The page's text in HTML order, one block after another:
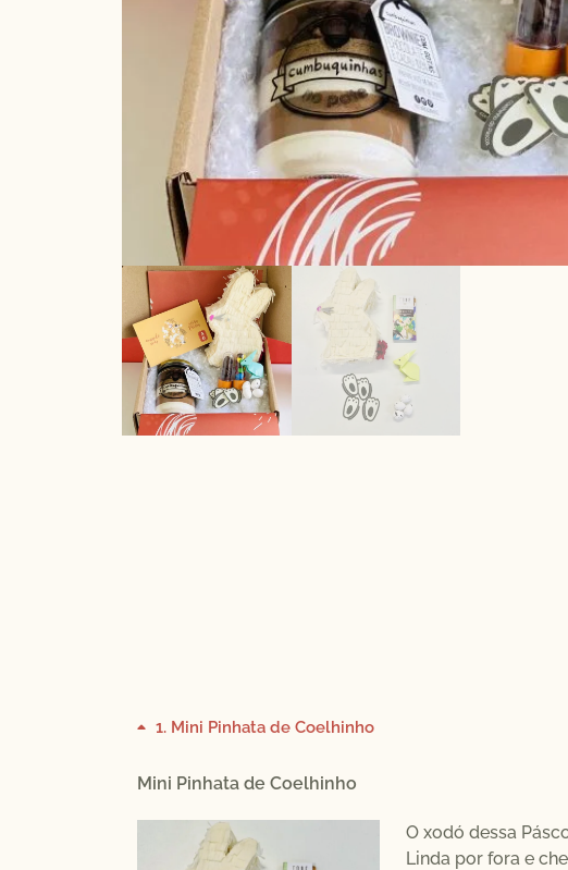
1 Mini Pinhata de Coelhinho
Mini Pinhata de Coelhinho
O xodó dessa
Linda por fora e